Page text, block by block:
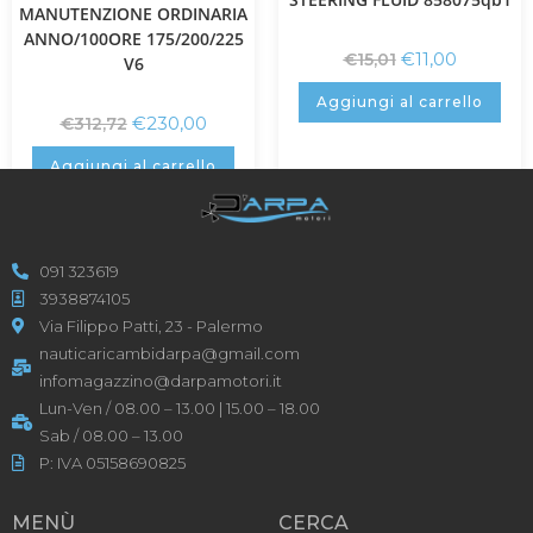
MANUTENZIONE ORDINARIA
ANNO/100ORE 175/200/225
V6
€312,72 €230,00
Aggiungi al carrello
€15,01 €11,00
Aggiungi al carrello
091 323619
3938874105
Via Filippo Patti, 23 - Palermo
nauticaricambidarpa@gmail.com
infomagazzino@darpamotori.it
Lun-Ven / 08.00 – 13.00 | 15.00 – 18.00
Sab / 08.00 – 13.00
P: IVA 05158690825
MENÙ CERCA